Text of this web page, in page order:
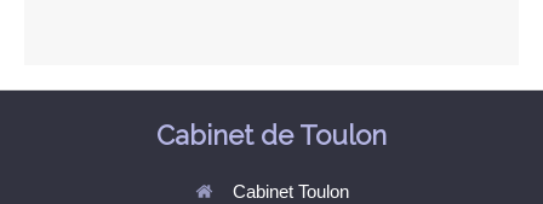
Cabinet de Toulon
Cabinet Toulon